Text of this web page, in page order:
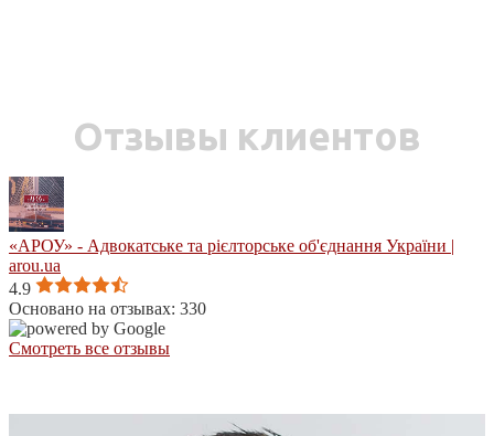
Отзывы клиентов
«АРОУ» - Адвокатське та рієлторське об'єднання України |
arou.ua
4.9
Основано на отзывах: 330
Смотреть все отзывы